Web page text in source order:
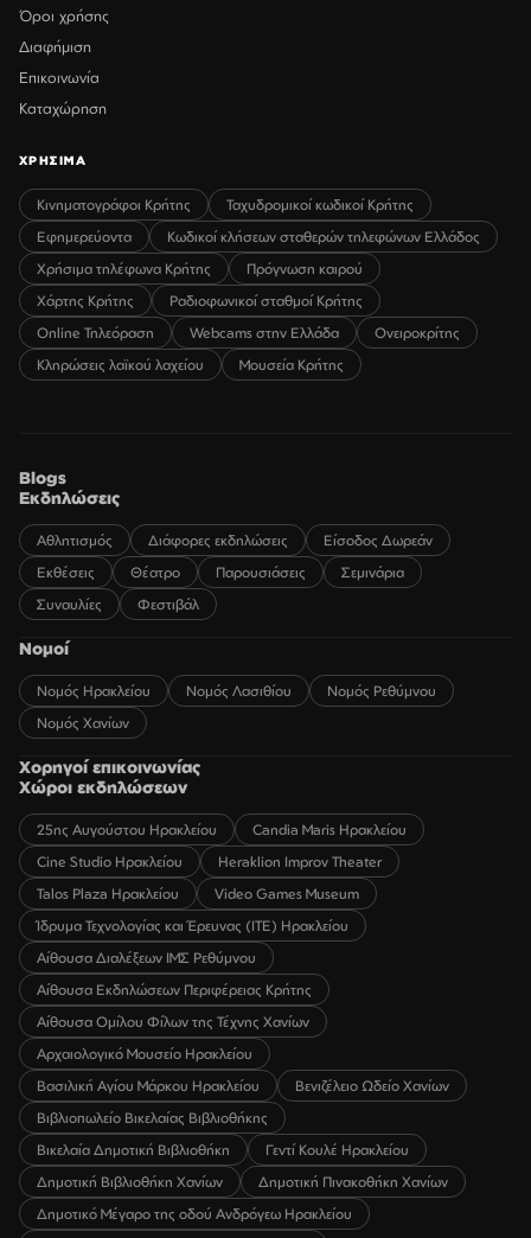
Όροι χρήσης
Διαφήμιση
Επικοινωνία
Καταχώρηση
ΧΡΗΣΙΜΑ
Κινηματογράφοι Κρήτης
Ταχυδρομικοί κωδικοί Κρήτης
Εφημερεύοντα
Κωδικοί κλήσεων σταθερών τηλεφώνων Ελλάδος
Χρήσιμα τηλέφωνα Κρήτης
Πρόγνωση καιρού
Χάρτης Κρήτης
Ραδιοφωνικοί σταθμοί Κρήτης
Online Τηλεόραση
Webcams στην Ελλάδα
Ονειροκρίτης
Κληρώσεις λαϊκού λαχείου
Μουσεία Κρήτης
Blogs
Εκδηλώσεις
Αθλητισμός Διάφορες εκδηλώσεις
Είσοδος Δωρεάν
Εκθέσεις
Θέατρο Παρουσιάσεις
Σεμινάρια
Συναυλίες
Φεστιβάλ
Νομοί
Νομός Ηρακλείου Νομός Λασιθίου
Νομός Ρεθύμνου
Νομός Χανίων
Χορηγοί επικοινωνίας
Χώροι εκδηλώσεων
25ης Αυγούστου Ηρακλείου
Candia Maris Ηρακλείου
Cine Studio Ηρακλείου
Heraklion Improv Theater
Talos Plaza Ηρακλείου
Video Games Museum
Ίδρυμα Τεχνολογίας και Έρευνας (ΙΤΕ) Ηρακλείου
Αίθουσα Διαλέξεων ΙΜΣ Ρεθύμνου
Αίθουσα Εκδηλώσεων Περιφέρειας Κρήτης
Αίθουσα Ομίλου Φίλων της Τέχνης Χανίων
Αρχαιολογικό Μουσείο Ηρακλείου
Βασιλική Αγίου Μάρκου Ηρακλείου
Βενιζέλειο Ωδείο Χανίων
Βιβλιοπωλείο Βικελαίας Βιβλιοθήκης
Βικελαία Δημοτική Βιβλιοθήκη
Γεντί Κουλέ Ηρακλείου
Δημοτική Βιβλιοθήκη Χανίων
Δημοτική Πινακοθήκη Χανίων
Δημοτικό Μέγαρο της οδού Ανδρόγεω Ηρακλείου